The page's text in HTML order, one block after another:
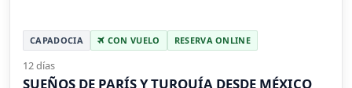
CAPADOCIA CON VUELO RESERVA ONLINE
12 días
SUEÑOS DE PARÍS Y TURQUÍA DESDE MÉXICO